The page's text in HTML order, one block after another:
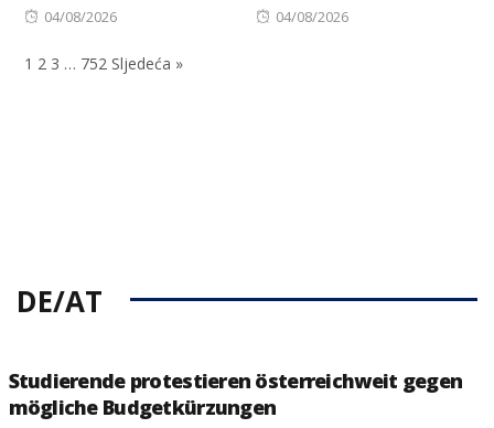
Posted
04/08/2026
Posted
04/08/2026
1 2 3 … 752 Sljedeća »
DE/AT
Studierende protestieren österreichweit gegen
mögliche Budgetkürzungen